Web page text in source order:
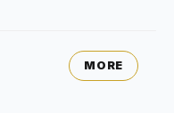
MORE